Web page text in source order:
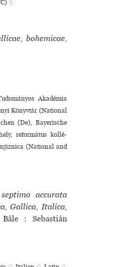
♢
bohemicae,
Akadémia
Könyvtár (National
(De), Bayerische
reformá­tus kol­lé­
(National and
accurata
Gallica, Italica,
Bâle : Sebastián